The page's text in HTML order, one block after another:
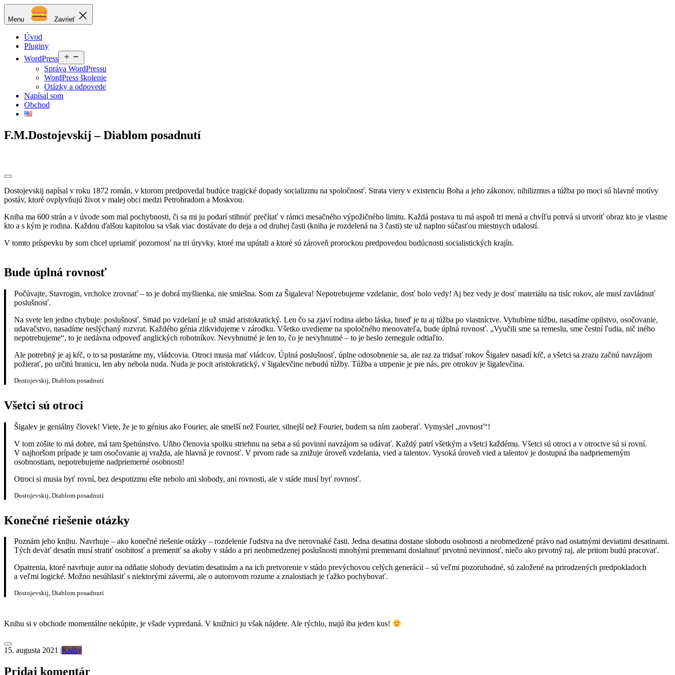
Prejsť
na
obsah
Matej
Podstrelenec
Menu Zavrieť
Úvod
Pluginy
WordPress
menu
Správa WordPressu
WordPress školenie
Otázky a odpovede
Napísal som
Obchod
F.M.Dostojevskij – Diablom posadnutí
Dostojevskij napísal v roku 1872 román, v ktorom predpovedal budúce tragické dopady socializmu na spoločnosť. Strata viery v existenciu Boha a jeho zákonov, nihilizmus a túžba po moci sú hlavné motívy
postáv, ktoré ovplyvňujú život v malej obci medzi Petrohradom a Moskvou.
Kniha ma 600 strán a v úvode som mal pochybnosti, či sa mi ju podarí stihnúť prečítať v rámci mesačného výpožičného limitu. Každá postava tu má aspoň tri mená a chvíľu potrvá si utvoriť obraz kto je vlastne
kto a s kým je rodina. Každou ďalšou kapitolou sa však viac dostávate do deja a od druhej časti (kniha je rozdelená na 3 časti) ste už naplno súčasťou miestnych udalostí.
V tomto príspevku by som chcel upriamiť pozornosť na tri úryvky, ktoré ma upútali a ktoré sú zároveň prorockou predpovedou budúcnosti socialistických krajín.
Bude úplná rovnosť
Počúvajte, Stavrogin, vrcholce zrovnať – to je dobrá myšlienka, nie smiešna. Som za Šigaleva! Nepotrebujeme vzdelanie, dosť bolo vedy! Aj bez vedy je dosť materiálu na tisíc rokov, ale musí zavládnuť
poslušnosť.
Na svete len jedno chybuje: poslušnosť. Smäd po vzdelaní je už smäd aristokratický. Len čo sa zjaví rodina alebo láska, hneď je tu aj túžba po vlastníctve. Vyhubíme túžbu, nasadíme opilstvo, osočovanie,
udavačstvo, nasadíme neslýchaný rozvrat. Každého génia zlikvidujeme v zárodku. Všetko uvedieme na spoločného menovateľa, bude úplná rovnosť. „Vyučili sme sa remeslu, sme čestní ľudia, nič iného
nepotrebujeme“, to je nedávna odpoveď anglických robotníkov. Nevyhnutné je len to, čo je nevyhnutné – to je heslo zemegule odtiaľto.
Ale potrebný je aj kŕč, o to sa postaráme my, vládcovia. Otroci musia mať vládcov. Úplná poslušnosť, úplne odosobnenie sa, ale raz za tridsať rokov Šigalev nasadí kŕč, a všetci sa zrazu začnú navzájom
požierať, po určitú hranicu, len aby nebola nuda. Nuda je pocit aristokratický, v šigalevčine nebudú túžby. Túžba a utrpenie je pre nás, pre otrokov je šigalevčina.
Dostojevskij, Diablom posadnutí
Všetci sú otroci
Šigalev je geniálny človek! Viete, že je to génius ako Fourier, ale smelší než Fourier, silnejší než Fourier, budem sa ním zaoberať. Vymyslel „rovnosť“!
V tom zošite to má dobre, má tam špehúnstvo. Uňho členovia spolku striehnu na seba a sú povinní navzájom sa udávať. Každý patrí všetkým a všetci každému. Všetci sú otroci a v otroctve sú si rovní.
V najhoršom prípade je tam osočovanie aj vražda, ale hlavná je rovnosť. V prvom rade sa znižuje úroveň vzdelania, vied a talentov. Vysoká úroveň vied a talentov je dostupná iba nadpriemerným
osobnostiam, nepotrebujeme nadpriemerné osobnosti!
Otroci si musia byť rovní, bez despotizmu ešte nebolo ani slobody, ani rovnosti, ale v stáde musí byť rovnosť.
Dostojevskij, Diablom posadnutí
Konečné riešenie otázky
Poznám jeho knihu. Navrhuje – ako konečné riešenie otázky – rozdelenie ľudstva na dve nerovnaké časti. Jedna desatina dostane slobodu osobnosti a neobmedzené právo nad ostatnými deviatimi desatinami.
Tých deväť desatín musí stratiť osobitosť a premeniť sa akoby v stádo a pri neobmedzenej poslušnosti mnohými premenami dosiahnuť prvotnú nevinnosť, niečo ako prvotný raj, ale pritom budú pracovať.
Opatrenia, ktoré navrhuje autor na odňatie slobody deviatim desatinám a na ich pretvorenie v stádo prevýchovou celých generácii – sú veľmi pozoruhodné, sú založené na prirodzených predpokladoch
a veľmi logické. Možno nesúhlasiť s niektorými závermi, ale o autorovom rozume a znalostiach je ťažko pochybovať.
Dostojevskij, Diablom posadnutí
Knihu si v obchode momentálne nekúpite, je všade vypredaná. V knižnici ju však nájdete. Ale rýchlo, majú iba jeden kus!
15. augusta 2021 |Knihy
Pridaj komentár